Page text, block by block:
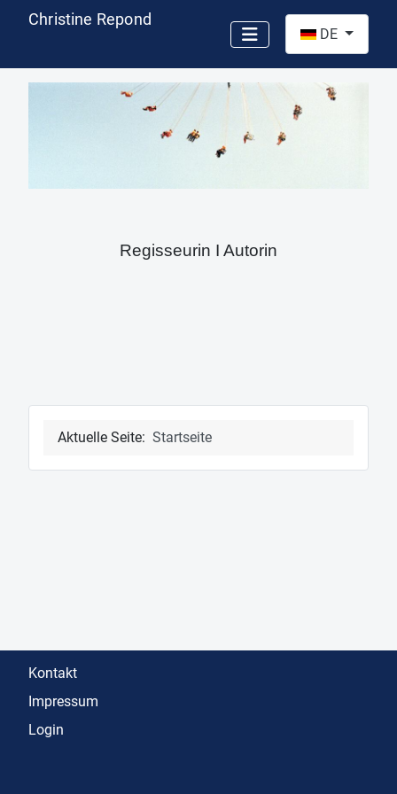
Christine Repond
DE
Regisseurin I Autorin
Aktuelle Seite: Startseite
Kontakt
Impressum
Login